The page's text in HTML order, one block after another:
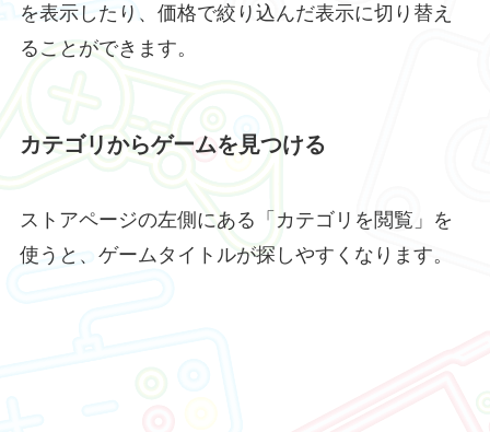
を表示したり、価格で絞り込んだ表示に切り替え
ることができます。
カテゴリからゲームを見つける
ストアページの左側にある「カテゴリを閲覧」を
使うと、ゲームタイトルが探しやすくなります。